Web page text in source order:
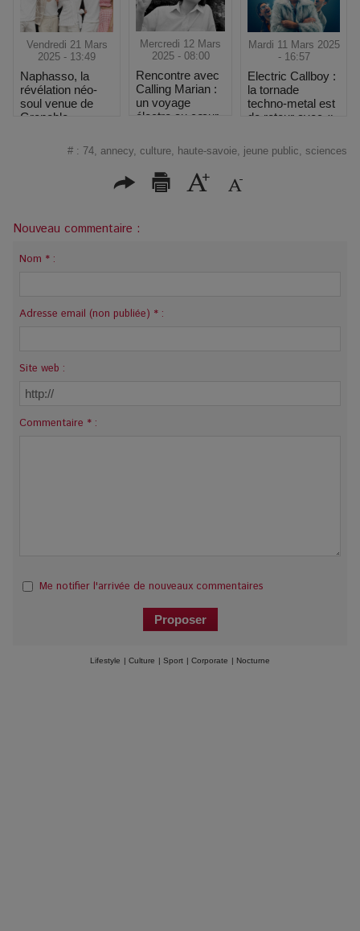
Vendredi 21 Mars
2025 - 13:49
Naphasso, la
révélation néo-
soul venue de
Grenoble
Mercredi 12 Mars
2025 - 08:00
Rencontre avec
Calling Marian :
un voyage
électro au cœur
Mardi 11 Mars 2025
- 16:57
Electric Callboy :
la tornade
techno-metal est
de retour avec «
Operator » et une
tournée
# : 74 annecy culture haute-savoie jeune public sciences
Nouveau commentaire :
Nom * :
Adresse email (non publiée) * :
Site web :
Commentaire * :
Me notifier l'arrivée de nouveaux commentaires
Lifestyle | Culture | Sport | Corporate | Nocturne